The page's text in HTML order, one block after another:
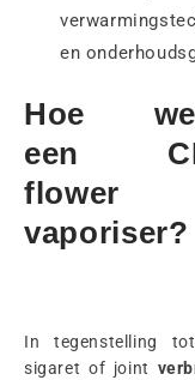
en
Hoe
een
flower
vaporiser?
In tegenstelling
sigaret of joint